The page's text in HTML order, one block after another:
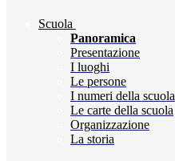
Scuola
Panoramica
Presentazione
I luoghi
Le persone
I numeri della scuola
Le carte della scuola
Organizzazione
La storia